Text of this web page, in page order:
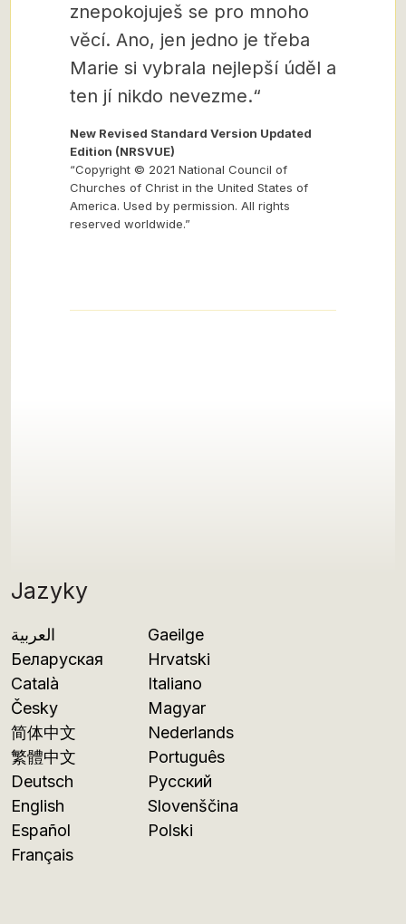
Jazyky
العربية
Беларуская
Català
Česky
简体中文
繁體中文
Deutsch
English
Español
Français
Gaeilge
Hrvatski
Italiano
Magyar
Nederlands
Português
Русский
Slovenščina
Polski
znepokojuješ se pro mnoho
věcí. Ano, jen jedno je třeba
Marie si vybrala nejlepší úděl a
ten jí nikdo nevezme.“
New Revised Standard Version Updated
Edition (NRSVUE)
“Copyright © 2021 National Council of
Churches of Christ in the United States of
America. Used by permission. All rights
reserved worldwide.”